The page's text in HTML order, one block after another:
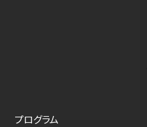
プログラム